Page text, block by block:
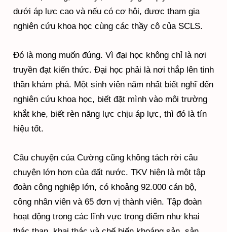
dưới áp lực cao và nếu có cơ hội, được tham gia
nghiên cứu khoa học cùng các thầy cô của SCLS.
Đó là mong muốn đúng. Vì đại học không chỉ là nơi
truyền đạt kiến thức. Đại học phải là nơi thắp lên tinh
thần khám phá. Một sinh viên năm nhất biết nghĩ đến
nghiên cứu khoa học, biết đặt mình vào môi trường
khắt khe, biết rèn năng lực chịu áp lực, thì đó là tín
hiệu tốt.
Câu chuyện của Cường cũng không tách rời câu
chuyện lớn hơn của đất nước. TKV hiện là một tập
đoàn công nghiệp lớn, có khoảng 92.000 cán bộ,
công nhân viên và 65 đơn vị thành viên. Tập đoàn
hoạt động trong các lĩnh vực trọng điểm như khai